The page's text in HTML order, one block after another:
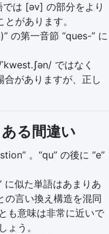
では [əv] の部分をより
があります。
の第一音節 “ques-” に
ではなく
合がありますが、正し
る間違い
。“qu” の後に “e”
に似た単語はあまりあ
言い換え構造を混同
も意味は非常に近いで
ょう。